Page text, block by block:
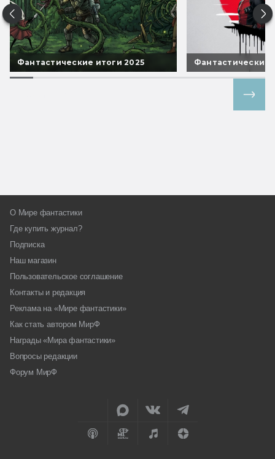
Фантастические итоги 2025 Фантастические
О Мире фантастики
Где купить журнал?
Подписка
Наш магазин
Пользовательское соглашение
Контакты и редакция
Реклама на «Мире фантастики»
Как стать автором МирФ
Награды «Мира фантастики»
Вопросы редакции
Форум МирФ